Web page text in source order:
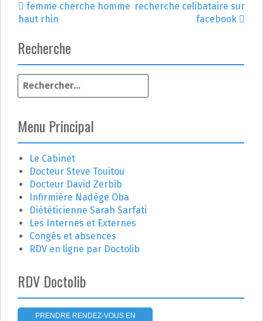
N
a
v
i
g
a
t
i
o
n
d
e
l
femme cherche homme
haut rhin
recherche celibataire sur
facebook
Recherche
e
h
e
r
c
h
e
r
:
Menu Principal
Le Cabinet
Docteur Steve Touitou
Docteur David Zerbib
Infirmière Nadège Oba
Diététicienne Sarah Sarfati
Les Internes et Externes
Congés et absences
RDV en ligne par Doctolib
RDV Doctolib
PRENDRE RENDEZ-VOUS EN